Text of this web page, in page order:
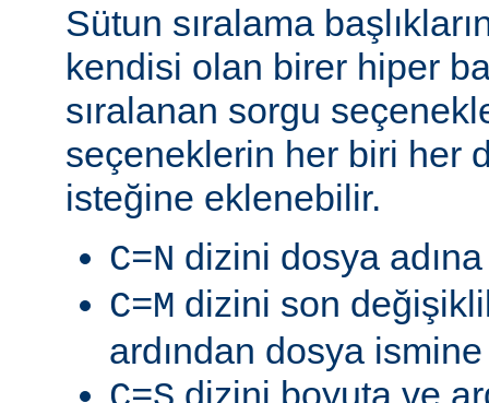
Sütun sıralama
kendisi olan birer hiper
sıralanan sorgu
seçeneklerin her biri her
isteğine eklenebilir.
C=N dizini dosya
C=M dizini son
ardından dosya
dizini boyuta ve